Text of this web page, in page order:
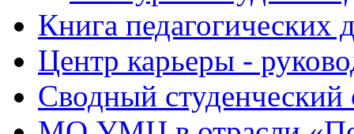
Книга педагогических
Центр карьеры -
Сводный